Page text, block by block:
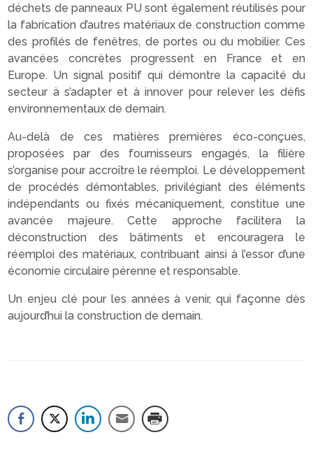
déchets de panneaux PU sont également réutilisés pour
la fabrication d’autres matériaux de construction comme
des profilés de fenêtres, de portes ou du mobilier. Ces
avancées concrètes progressent en France et en
Europe. Un signal positif qui démontre la capacité du
secteur à s’adapter et à innover pour relever les défis
environnementaux de demain.
Au-delà de ces matières premières éco-conçues,
proposées par des fournisseurs engagés, la filière
s’organise pour accroître le réemploi. Le développement
de procédés démontables, privilégiant des éléments
indépendants ou fixés mécaniquement, constitue une
avancée majeure. Cette approche facilitera la
déconstruction des bâtiments et encouragera le
réemploi des matériaux, contribuant ainsi à l’essor d’une
économie circulaire pérenne et responsable.
Un enjeu clé pour les années à venir, qui façonne dès
aujourd’hui la construction de demain.